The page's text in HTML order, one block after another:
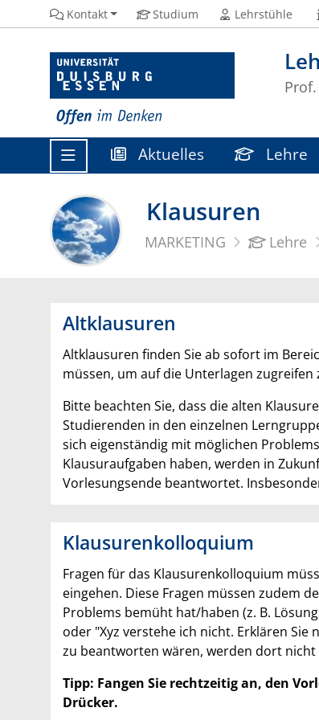
Kontakt Studium Lehrstühle
Aktuelles Lehre
Klausuren
MARKETING Lehre
Altklausuren
Altklausuren finden Sie ab sofort im
müssen, um auf die Unterlagen
Bitte beachten Sie, dass die alten
Studierenden in den einzelnen
sich eigenständig mit möglichen
Klausuraufgaben haben, werden in
Vorlesungsende beantwortet.
Klausurenkolloquium
Fragen für das Klausurenkolloquium
eingehen. Diese Fragen müssen zudem
Problems bemüht hat/haben (z. B.
oder "Xyz verstehe ich nicht. Erklären
zu beantworten wären, werden dort
Tipp: Fangen Sie rechtzeitig an, den
Drücker.